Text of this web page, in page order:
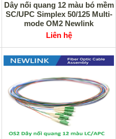
Dây nối quang 12 màu bó mềm
SC/UPC Simplex 50/125 Multi-
mode OM2 Newlink
Liên hệ